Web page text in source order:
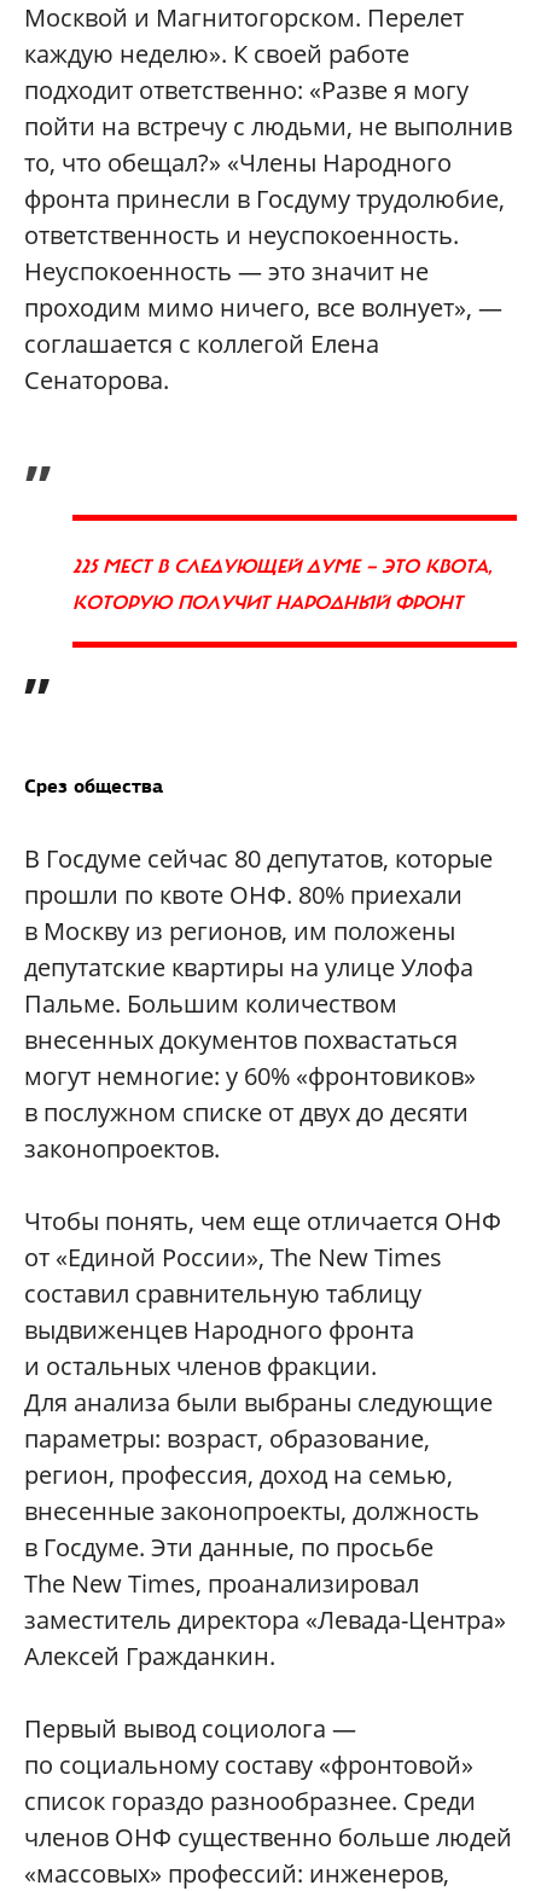
Москвой и Магнитогорском. Перелет
каждую неделю». К своей работе
подходит ответственно: «Разве я могу
пойти на встречу с людьми, не выполнив
то, что обещал?» «Члены Народного
фронта принесли в Госдуму трудолюбие,
ответственность и неуспокоенность.
Неуспокоенность — это значит не
проходим мимо ничего, все волнует», —
соглашается с коллегой Елена
Сенаторова.
„
225 МЕСТ В СЛЕДУЮЩЕЙ ДУМЕ — ЭТО КВОТА,
КОТОРУЮ ПОЛУЧИТ НАРОДНЫЙ ФРОНТ
”
Срез общества
В Госдуме сейчас 80 депутатов, которые
прошли по квоте ОНФ. 80% приехали
в Москву из регионов, им положены
депутатские квартиры на улице Улофа
Пальме. Большим количеством
внесенных документов похвастаться
могут немногие: у 60% «фронтовиков»
в послужном списке от двух до десяти
законопроектов.
Чтобы понять, чем еще отличается ОНФ
от «Единой России», The New Times
составил сравнительную таблицу
выдвиженцев Народного фронта
и остальных членов фракции.
Для анализа были выбраны следующие
параметры: возраст, образование,
регион, профессия, доход на семью,
внесенные законопроекты, должность
в Госдуме. Эти данные, по просьбе
The New Times, проанализировал
заместитель директора «Левада-Центра»
Алексей Гражданкин.
Первый вывод социолога —
по социальному составу «фронтовой»
список гораздо разнообразнее. Среди
членов ОНФ существенно больше людей
«массовых» профессий: инженеров,